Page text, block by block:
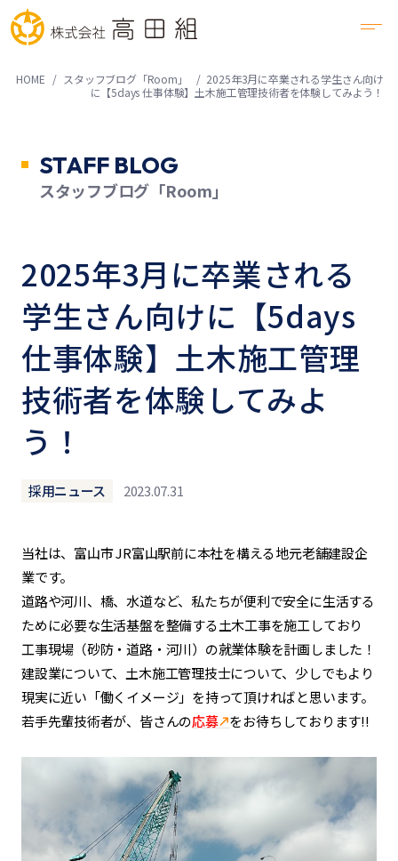
HOME スタッフブログ「Room」
2025年3月に卒業される学生さん向け
に【5days 仕事体験】土木施工管理技術者を体験してみよう！
STAFF BLOG
スタッフブログ「Room」
2025年3月に卒業される
学生さん向けに【5days
仕事体験】土木施工管理
技術者を体験してみよ
う！
採用ニュース 2023.07.31
当社は、富山市 JR富山駅前に本社を構える地元老舗建設企
業です。
道路や河川、橋、水道など、私たちが便利で安全に生活する
ために必要な生活基盤を整備する土木工事を施工しており
工事現場（砂防・道路・河川）の就業体験を計画しました！
建設業について、土木施工管理技士について、少しでもより
現実に近い「働くイメージ」を持って頂ければと思います。
若手先輩技術者が、皆さんの応募 をお待ちしております!!